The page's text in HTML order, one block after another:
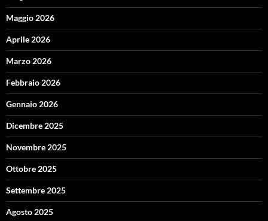
Maggio 2026
Aprile 2026
Marzo 2026
Febbraio 2026
Gennaio 2026
Dicembre 2025
Novembre 2025
Ottobre 2025
Settembre 2025
Agosto 2025